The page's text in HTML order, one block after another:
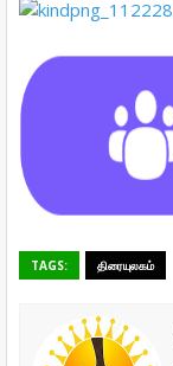
TAGS: திரையுலகம்